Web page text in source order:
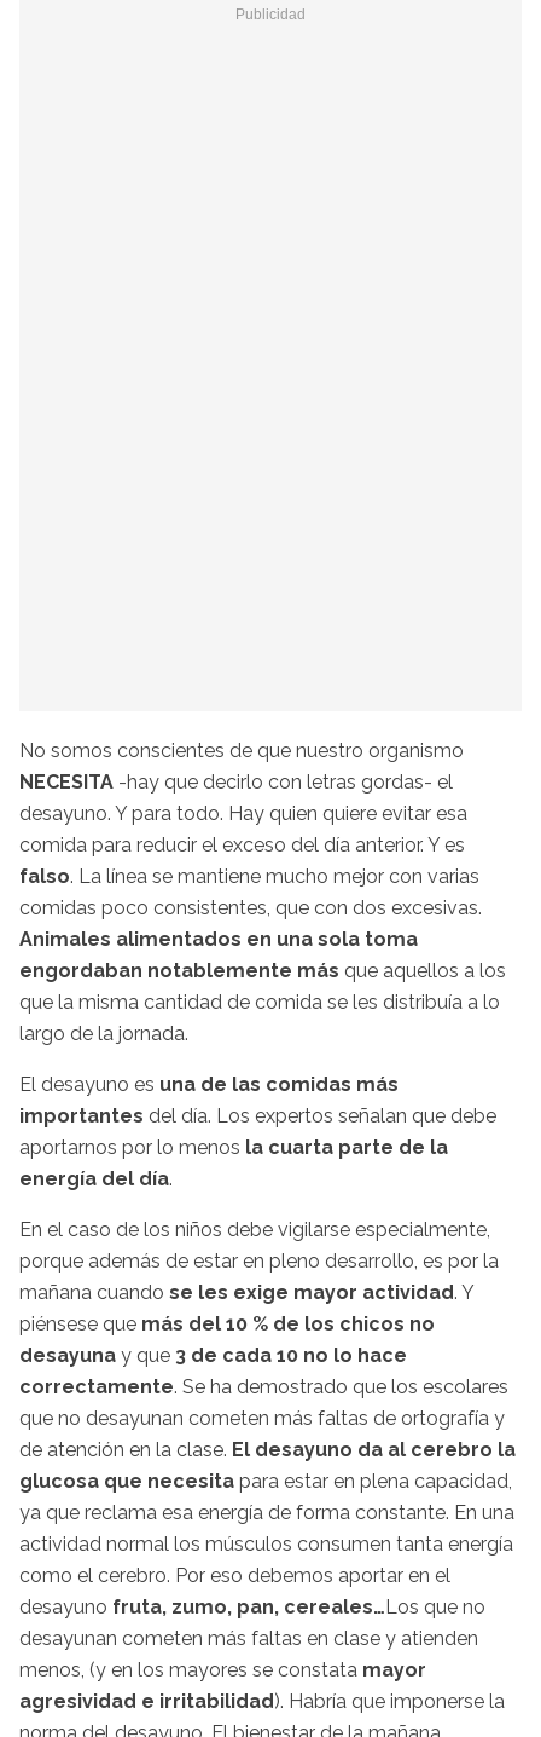
No somos conscientes de que nuestro organismo
NECESITA -hay que decirlo con letras gordas- el
desayuno. Y para todo. Hay quien quiere evitar esa
comida para reducir el exceso del día anterior. Y es
falso. La línea se mantiene mucho mejor con varias
comidas poco consistentes, que con dos excesivas.
Animales alimentados en una sola toma
engordaban notablemente más que aquellos a los
que la misma cantidad de comida se les distribuía a lo
largo de la jornada.
El desayuno es una de las comidas más
importantes del día. Los expertos señalan que debe
aportarnos por lo menos la cuarta parte de la
energía del día.
En el caso de los niños debe vigilarse especialmente,
porque además de estar en pleno desarrollo, es por la
mañana cuando se les exige mayor actividad. Y
piénsese que más del 10 % de los chicos no
desayuna y que 3 de cada 10 no lo hace
correctamente. Se ha demostrado que los escolares
que no desayunan cometen más faltas de ortografía y
de atención en la clase. El desayuno da al cerebro la
glucosa que necesita para estar en plena capacidad,
ya que reclama esa energía de forma constante. En una
actividad normal los músculos consumen tanta energía
como el cerebro. Por eso debemos aportar en el
desayuno fruta, zumo, pan, cereales… Los que no
desayunan cometen más faltas en clase y atienden
menos, (y en los mayores se constata mayor
agresividad e irritabilidad). Habría que imponerse la